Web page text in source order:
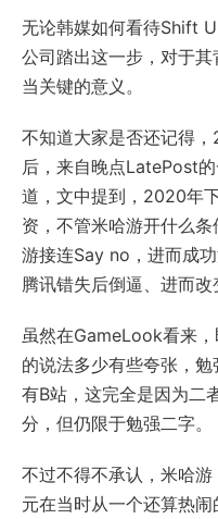
无论韩媒如何看待Shift
公司踏出这一步，对于
当关键的意义。
不知道大家是否还记得
后，来自晚点LatePost
道，文中提到，2020年
资，不管米哈游开什么条
游接连Say no，进而成功
腾讯错失后倒逼、进而改
虽然在GameLook看来
的说法多少有些夸张，勉
有B站，这完全是因为二
分，但仍限于勉强二字。
不过不得不承认，米哈
元在当时从一个还算热